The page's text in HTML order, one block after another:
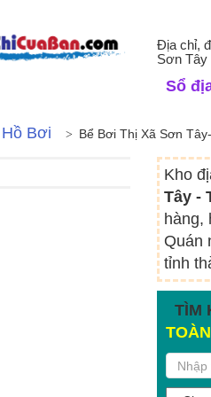
Địa chỉ,
Sơn Tây
Sổ
Hồ Bơi Bể Bơi Thị Xã Sơn
Kho
Tây -
hàng,
Quán
tỉnh
TÌM